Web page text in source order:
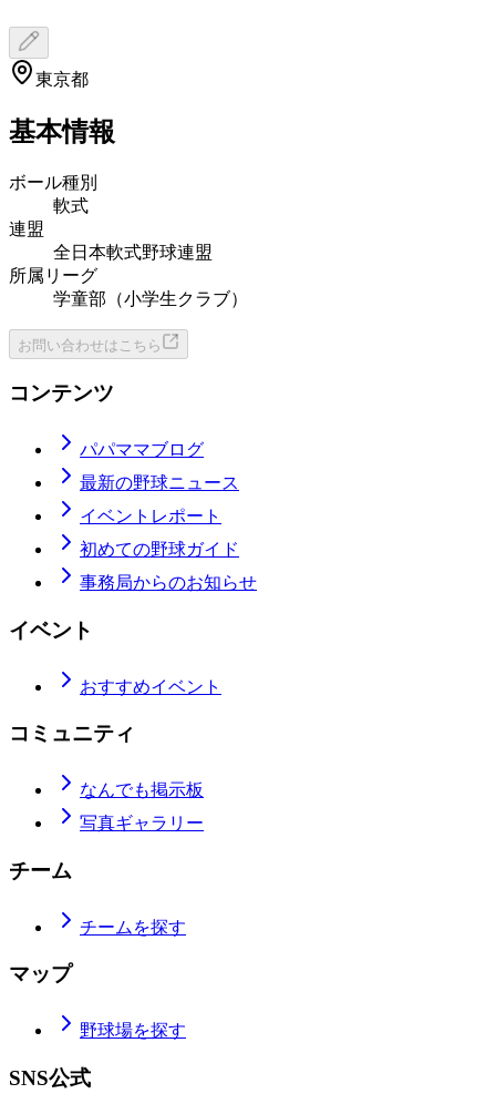
東京都
基本情報
ボール種別
軟式
連盟
全日本軟式野球連盟
所属リーグ
学童部（小学生クラブ）
お問い合わせはこちら
コンテンツ
パパママブログ
最新の野球ニュース
イベントレポート
初めての野球ガイド
事務局からのお知らせ
イベント
おすすめイベント
コミュニティ
なんでも掲示板
写真ギャラリー
チーム
チームを探す
マップ
野球場を探す
SNS公式